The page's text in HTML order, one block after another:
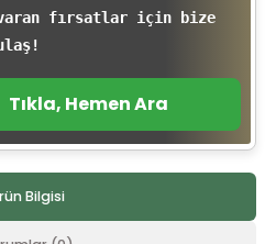
fırsatlar için bize
Tıkla, Hemen Ara
Bilgisi